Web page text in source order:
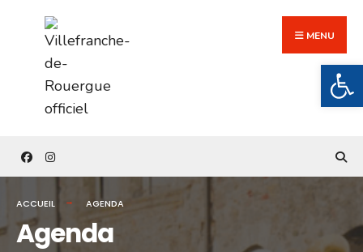
content
MENU
ACCUEIL AGENDA
Agenda
for: